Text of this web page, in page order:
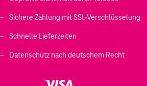
Sichere Zahlung mit SSL-Verschlüsselung
Schnelle Lieferzeiten
Datenschutz nach deutschem Recht